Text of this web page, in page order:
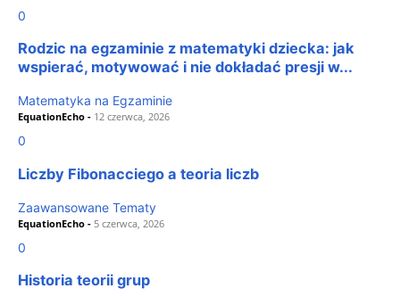
0
Rodzic na egzaminie z matematyki dziecka: jak
wspierać, motywować i nie dokładać presji w...
Matematyka na Egzaminie
EquationEcho - 12 czerwca, 2026
0
Liczby Fibonacciego a teoria liczb
Zaawansowane Tematy
EquationEcho - 5 czerwca, 2026
0
Historia teorii grup